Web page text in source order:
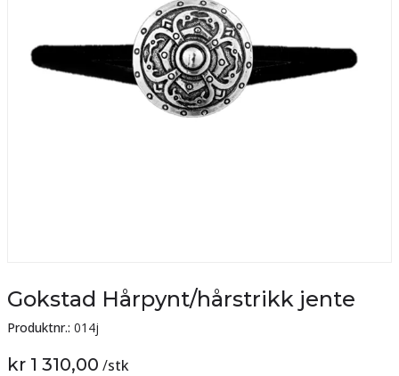
Gokstad Hårpynt/hårstrikk jente
Produktnr.: 014j
kr 1 310,00 /stk